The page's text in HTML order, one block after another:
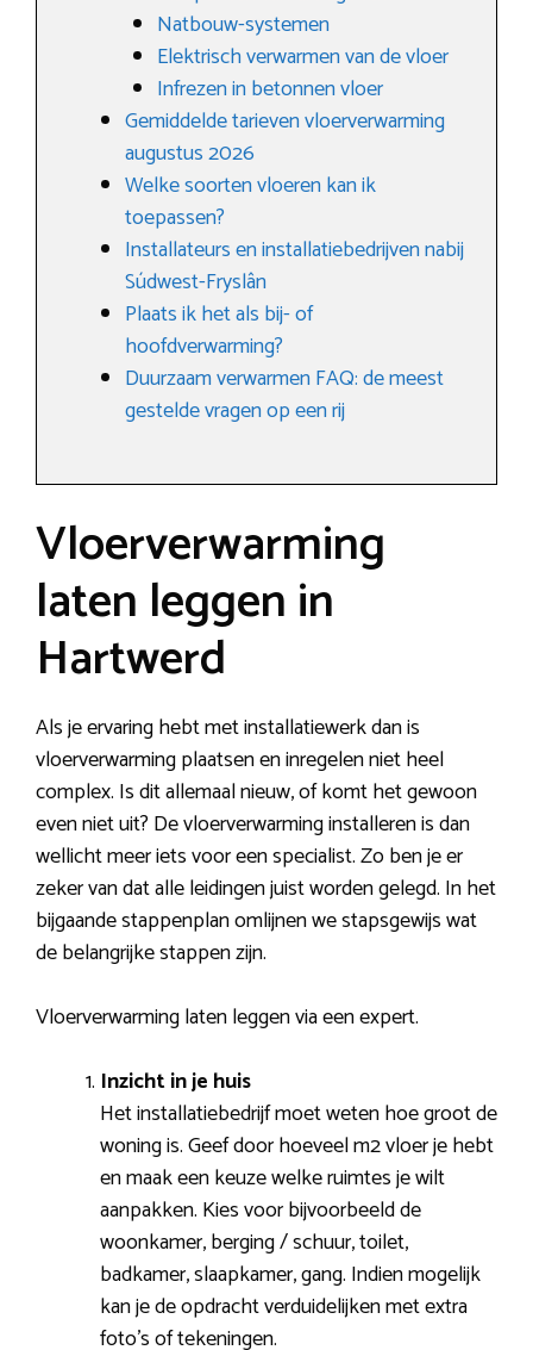
Natbouw-systemen
Elektrisch verwarmen van de vloer
Infrezen in betonnen vloer
Gemiddelde tarieven vloerverwarming
augustus 2026
Welke soorten vloeren kan ik
toepassen?
Installateurs en installatiebedrijven nabij
Súdwest-Fryslân
Plaats ik het als bij- of
hoofdverwarming?
Duurzaam verwarmen FAQ: de meest
gestelde vragen op een rij
Vloerverwarming
laten leggen in
Hartwerd
Als je ervaring hebt met installatiewerk dan is
vloerverwarming plaatsen en inregelen niet heel
complex. Is dit allemaal nieuw, of komt het gewoon
even niet uit? De vloerverwarming installeren is dan
wellicht meer iets voor een specialist. Zo ben je er
zeker van dat alle leidingen juist worden gelegd. In het
bijgaande stappenplan omlijnen we stapsgewijs wat
de belangrijke stappen zijn.
Vloerverwarming laten leggen via een expert.
Inzicht in je huis
Het installatiebedrijf moet weten hoe groot de
woning is. Geef door hoeveel m2 vloer je hebt
en maak een keuze welke ruimtes je wilt
aanpakken. Kies voor bijvoorbeeld de
woonkamer, berging / schuur, toilet,
badkamer, slaapkamer, gang. Indien mogelijk
kan je de opdracht verduidelijken met extra
foto’s of tekeningen.